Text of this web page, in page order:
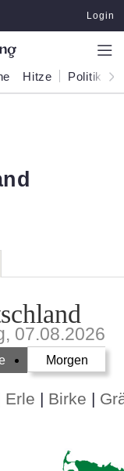
Login
Hitze Politik
07.08.2026
Morgen
Erle | Birke |